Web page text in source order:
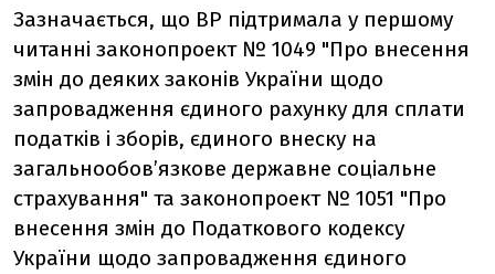
Зазначається, що ВР підтримала у першому
читанні законопроект № 1049 "Про внесення
змін до деяких законів України щодо
запровадження єдиного рахунку для сплати
податків і зборів, єдиного внеску на
загальнообов’язкове державне соціальне
страхування" та законопроект № 1051 "Про
внесення змін до Податкового кодексу
України щодо запровадження єдиного